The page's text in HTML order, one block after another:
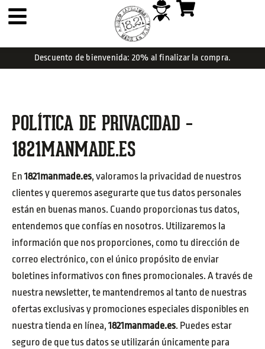
Descuento de bienvenida: 20% al finalizar la compra.
POLÍTICA DE PRIVACIDAD –
1821MANMADE.ES
En 1821manmade.es, valoramos la privacidad de nuestros
clientes y queremos asegurarte que tus datos personales
están en buenas manos. Cuando proporcionas tus datos,
entendemos que confías en nosotros. Utilizaremos la
información que nos proporciones, como tu dirección de
correo electrónico, con el único propósito de enviar
boletines informativos con fines promocionales. A través de
nuestra newsletter, te mantendremos al tanto de nuestras
ofertas exclusivas y promociones especiales disponibles en
nuestra tienda en línea, 1821manmade.es. Puedes estar
seguro de que tus datos se utilizarán únicamente para